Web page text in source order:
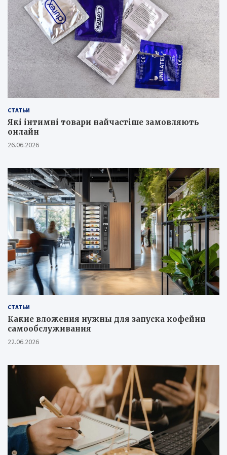
СТАТЬИ
Які інтимні товари найчастіше замовляють
онлайн
26.06.2026
СТАТЬИ
Какие вложения нужны для запуска кофейни
самообслуживания
22.06.2026